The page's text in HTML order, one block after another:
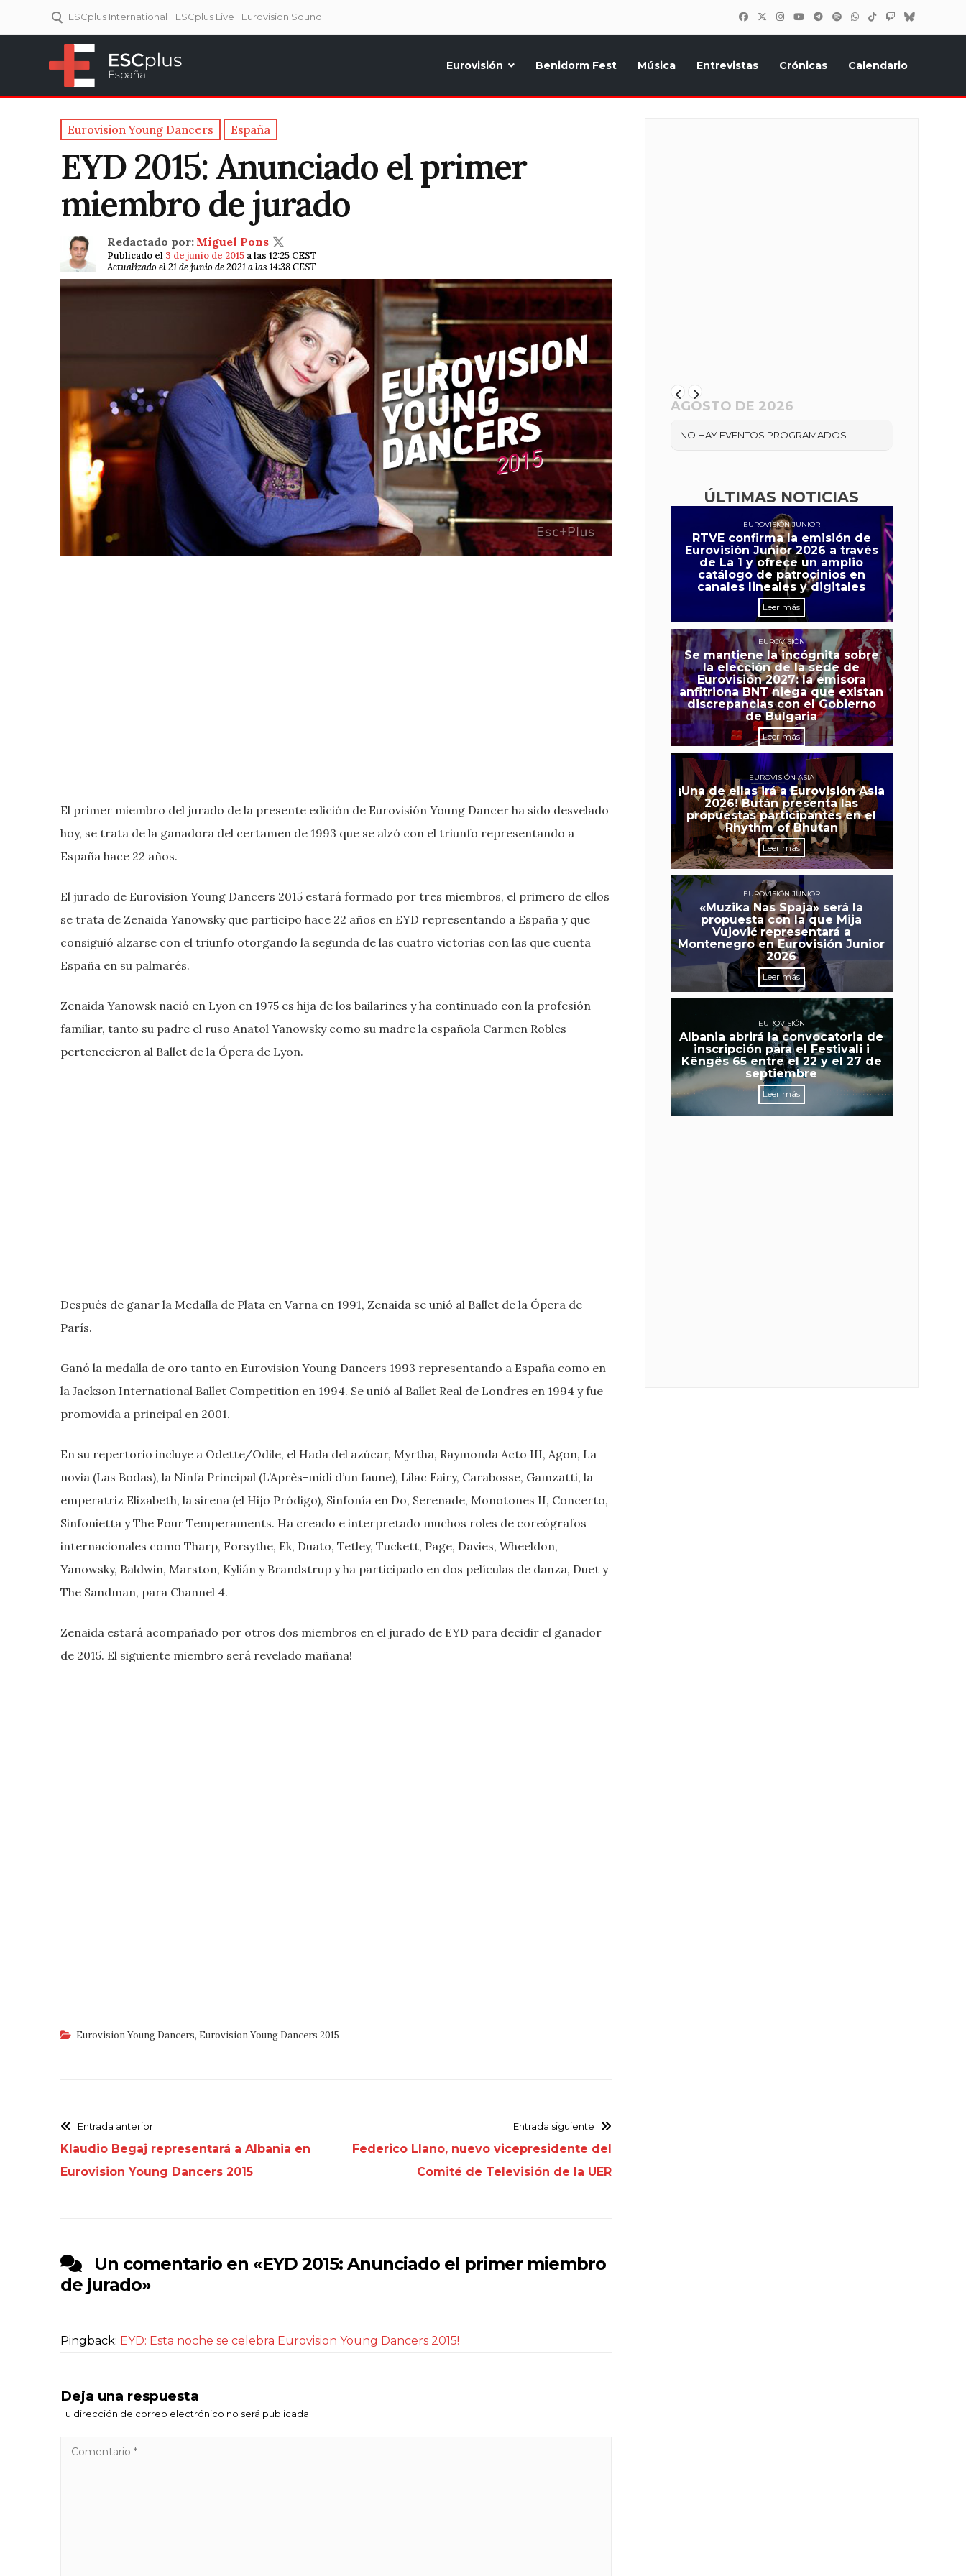
ESCplus International ESCplus Live Eurovision Sound
Eurovisión Benidorm Fest Música Entrevistas Crónicas Calendario
Eurovision Young Dancers España
EYD 2015: Anunciado el primer
miembro de jurado
Redactado por: Miguel Pons
Publicado el 3 de junio de 2015 a las 12:25 CEST
Actualizado el 21 de junio de 2021 a las 14:38 CEST
El primer miembro del jurado de la presente edición de Eurovisión Young Dancer ha sido desvelado
hoy, se trata de la ganadora del certamen de 1993 que se alzó con el triunfo representando a
España hace 22 años.
El jurado de Eurovision Young Dancers 2015 estará formado por tres miembros, el primero de ellos
se trata de Zenaida Yanowsky que participo hace 22 años en EYD representando a España y que
consiguió alzarse con el triunfo otorgando la segunda de las cuatro victorias con las que cuenta
España en su palmarés.
Zenaida Yanowsk nació en Lyon en 1975 es hija de los bailarines y ha continuado con la profesión
familiar, tanto su padre el ruso Anatol Yanowsky como su madre la española Carmen Robles
pertenecieron al Ballet de la Ópera de Lyon.
Después de ganar la Medalla de Plata en Varna en 1991, Zenaida se unió al Ballet de la Ópera de
París.
Ganó la medalla de oro tanto en Eurovision Young Dancers 1993 representando a España como en
la Jackson International Ballet Competition en 1994. Se unió al Ballet Real de Londres en 1994 y fue
promovida a principal en 2001.
En su repertorio incluye a Odette/Odile, el Hada del azúcar, Myrtha, Raymonda Acto III, Agon, La
novia (Las Bodas), la Ninfa Principal (L’Après-midi d’un faune), Lilac Fairy, Carabosse, Gamzatti, la
emperatriz Elizabeth, la sirena (el Hijo Pródigo), Sinfonía en Do, Serenade, Monotones II, Concerto,
Sinfonietta y The Four Temperaments. Ha creado e interpretado muchos roles de coreógrafos
internacionales como Tharp, Forsythe, Ek, Duato, Tetley, Tuckett, Page, Davies, Wheeldon,
Yanowsky, Baldwin, Marston, Kylián y Brandstrup y ha participado en dos películas de danza, Duet y
The Sandman, para Channel 4.
Zenaida estará acompañado por otros dos miembros en el jurado de EYD para decidir el ganador
de 2015. El siguiente miembro será revelado mañana!
Eurovision Young Dancers, Eurovision Young Dancers 2015
Entrada anterior
Klaudio Begaj representará a Albania en
Eurovision Young Dancers 2015
Entrada siguiente
Federico Llano, nuevo vicepresidente del
Comité de Televisión de la UER
Un comentario en «EYD 2015: Anunciado el primer miembro
de jurado»
Pingback: EYD: Esta noche se celebra Eurovision Young Dancers 2015!
Deja una respuesta
Tu dirección de correo electrónico no será publicada.
AGOSTO DE 2026
NO HAY EVENTOS PROGRAMADOS
ÚLTIMAS NOTICIAS
EUROVISIÓN JUNIOR
RTVE confirma la emisión de
Eurovisión Junior 2026 a través
de La 1 y ofrece un amplio
catálogo de patrocinios en
canales lineales y digitales
Leer más
EUROVISIÓN
Se mantiene la incógnita sobre
la elección de la sede de
Eurovisión 2027: la emisora
anfitriona BNT niega que existan
discrepancias con el Gobierno
de Bulgaria
Leer más
EUROVISIÓN ASIA
¡Una de ellas irá a Eurovisión Asia
2026! Bután presenta las
propuestas participantes en el
Rhythm of Bhutan
Leer más
EUROVISIÓN JUNIOR
«Muzika Nas Spaja» será la
propuesta con la que Mija
Vujović representará a
Montenegro en Eurovisión Junior
2026
Leer más
EUROVISIÓN
Albania abrirá la convocatoria de
inscripción para el Festivali i
Këngës 65 entre el 22 y el 27 de
septiembre
Leer más